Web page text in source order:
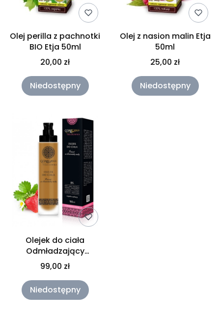
Olej perilla z pachnotki
BIO Etja 50ml
20,00 zł
Niedostępny
Olej z nasion malin Etja
50ml
25,00 zł
Niedostępny
Olejek do ciała
Odmładzający
GoArgan+ Truskawka
100 ml
99,00 zł
Niedostępny